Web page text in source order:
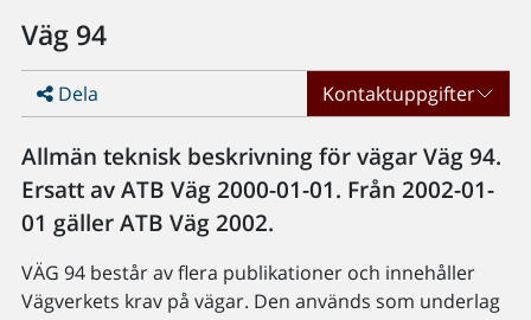
Väg 94
Dela Kontaktuppgifter
Allmän teknisk beskrivning för vägar Väg 94.
Ersatt av ATB Väg 2000-01-01. Från 2002-01-
01 gäller ATB Väg 2002.
VÄG 94 består av flera publikationer och innehåller
Vägverkets krav på vägar. Den används som underlag